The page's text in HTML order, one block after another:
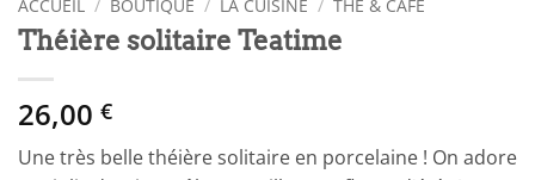
ACCUEIL / BOUTIQUE / LA CUISINE / THÉ & CAFÉ
Théière solitaire Teatime
26,00 €
Une très belle théière solitaire en porcelaine ! On adore